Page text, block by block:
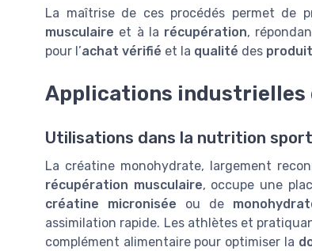
La maîtrise de ces procédés permet de
musculaire et à la récupération,
pour l’achat vérifié et la qualité des
Applications industrielles
Utilisations dans la nutrition
La créatine monohydrate, largement
récupération musculaire, occupe une
créatine micronisée ou de
assimilation rapide. Les athlètes et
complément alimentaire pour optimiser la